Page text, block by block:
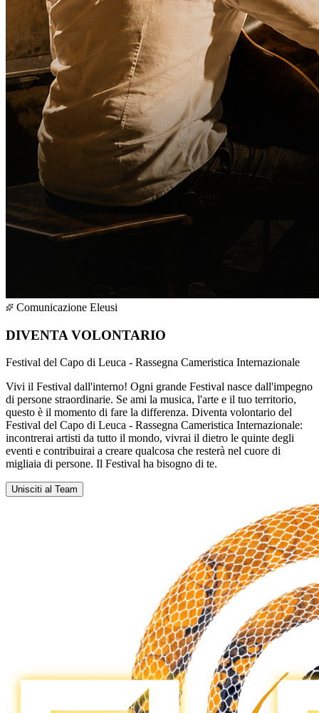
Comunicazione Eleusi
DIVENTA VOLONTARIO
Festival del Capo di Leuca - Rassegna Cameristica Internazionale
Vivi il Festival dall'interno! Ogni grande Festival nasce dall'impegno
di persone straordinarie. Se ami la musica, l'arte e il tuo territorio,
questo è il momento di fare la differenza. Diventa volontario del
Festival del Capo di Leuca - Rassegna Cameristica Internazionale:
incontrerai artisti da tutto il mondo, vivrai il dietro le quinte degli
eventi e contribuirai a creare qualcosa che resterà nel cuore di
migliaia di persone. Il Festival ha bisogno di te.
Unisciti al Team